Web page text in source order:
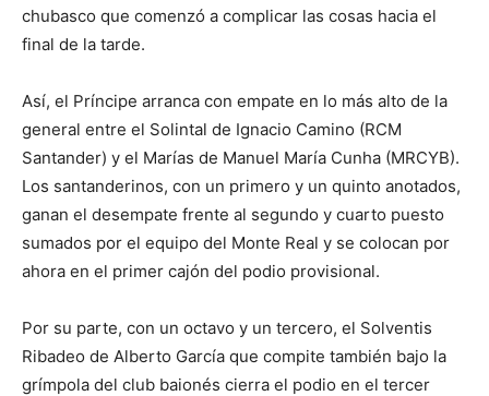
chubasco que comenzó a complicar las cosas hacia el
final de la tarde.
Así, el Príncipe arranca con empate en lo más alto de la
general entre el Solintal de Ignacio Camino (RCM
Santander) y el Marías de Manuel María Cunha (MRCYB).
Los santanderinos, con un primero y un quinto anotados,
ganan el desempate frente al segundo y cuarto puesto
sumados por el equipo del Monte Real y se colocan por
ahora en el primer cajón del podio provisional.
Por su parte, con un octavo y un tercero, el Solventis
Ribadeo de Alberto García que compite también bajo la
grímpola del club baionés cierra el podio en el tercer